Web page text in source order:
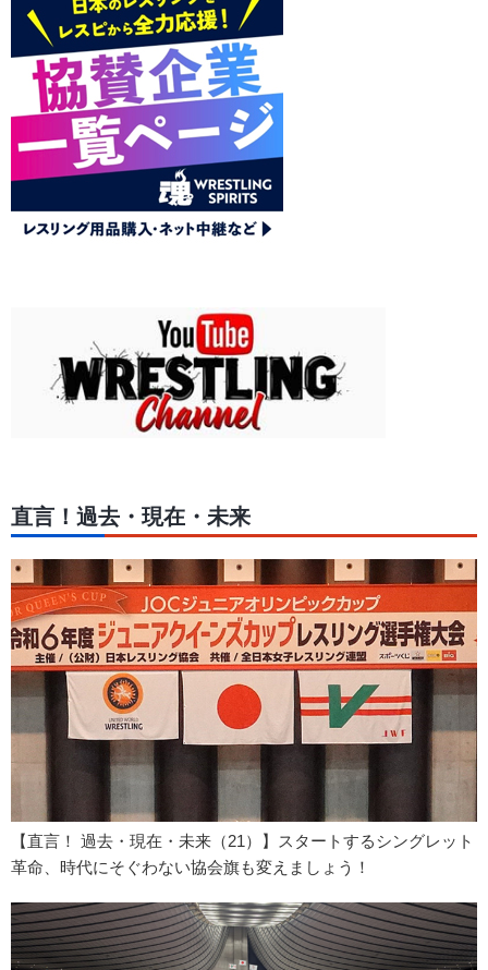
直言！過去・現在・未来
【直言！ 過去・現在・未来（21）】スタートするシングレット
革命、時代にそぐわない協会旗も変えましょう！